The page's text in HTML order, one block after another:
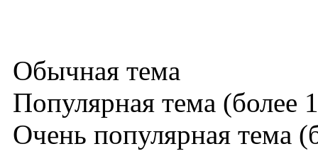
Обычная тема
Популярная тема (более
Очень популярная тема